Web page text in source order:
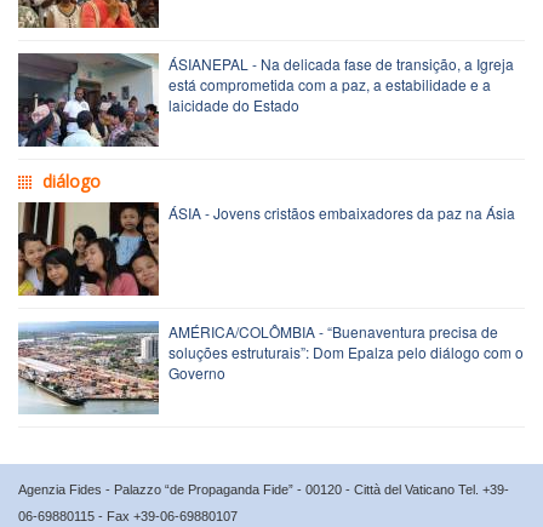
ÁSIANEPAL - Na delicada fase de transição, a Igreja
está comprometida com a paz, a estabilidade e a
laicidade do Estado
diálogo
ÁSIA - Jovens cristãos embaixadores da paz na Ásia
AMÉRICA/COLÔMBIA - “Buenaventura precisa de
soluções estruturais”: Dom Epalza pelo diálogo com o
Governo
Agenzia Fides - Palazzo “de Propaganda Fide” - 00120 - Città del Vaticano Tel. +39-
06-69880115 - Fax +39-06-69880107